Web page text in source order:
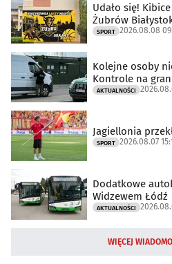
Udało się!
Żubrów
SPORT 2026.08.08
Kolejne osoby
Kontrole na
AKTUALNOŚCI
Jagiellonia
SPORT 2026.08.07
Dodatkowe
Widzewem Łódź
AKTUALNOŚCI
WIĘCEJ